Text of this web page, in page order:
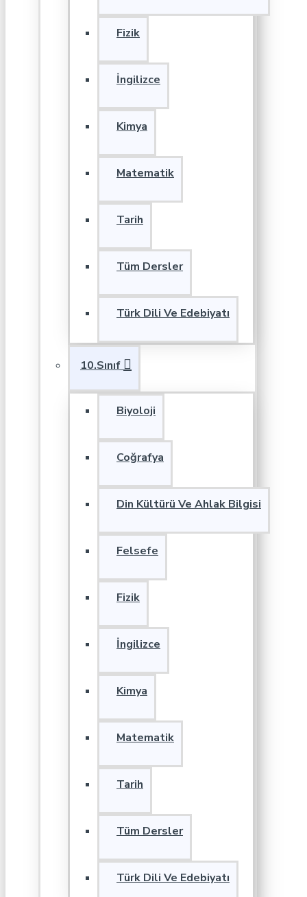
Fizik
İngilizce
Kimya
Matematik
Tarih
Tüm Dersler
Türk Dili Ve Edebiyatı
10.Sınıf
Biyoloji
Coğrafya
Din Kültürü Ve Ahlak Bilgisi
Felsefe
Fizik
İngilizce
Kimya
Matematik
Tarih
Tüm Dersler
Türk Dili Ve Edebiyatı